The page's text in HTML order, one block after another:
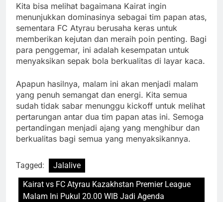
Kita bisa melihat bagaimana Kairat ingin
menunjukkan dominasinya sebagai tim papan atas,
sementara FC Atyrau berusaha keras untuk
memberikan kejutan dan meraih poin penting. Bagi
para penggemar, ini adalah kesempatan untuk
menyaksikan sepak bola berkualitas di layar kaca.
Apapun hasilnya, malam ini akan menjadi malam
yang penuh semangat dan energi. Kita semua
sudah tidak sabar menunggu kickoff untuk melihat
pertarungan antar dua tim papan atas ini. Semoga
pertandingan menjadi ajang yang menghibur dan
berkualitas bagi semua yang menyaksikannya.
Tagged:
Jalalive
Kairat vs FC Atyrau Kazakhstan Premier League
Malam Ini Pukul 20.00 WIB Jadi Agenda